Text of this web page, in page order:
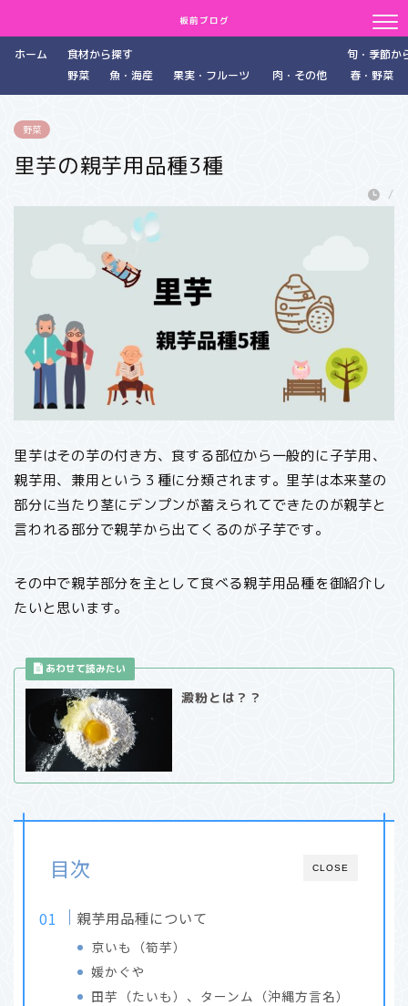
板前ブログ
ホーム
食材から探す
野菜
魚・海産 果実・フルーツ 肉・その他
旬・季節か
春・野菜
野菜
里芋の親芋用品種3種
/
里芋はその芋の付き方、食する部位から一般的に子芋用、
親芋用、兼用という３種に分類されます。里芋は本来茎の
部分に当たり茎にデンプンが蓄えられてできたのが親芋と
言われる部分で親芋から出てくるのが子芋です。
その中で親芋部分を主として食べる親芋用品種を御紹介し
たいと思います。
澱粉とは？？
CLOSE
目次
親芋用品種について
京いも（筍芋）
媛かぐや
田芋（たいも）、ターンム（沖縄方言名）